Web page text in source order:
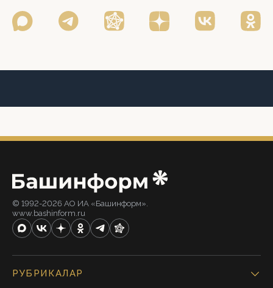
© 1992-2026 АО ИА «Башинформ».
www.bashinform.ru
РУБРИКАЛАР